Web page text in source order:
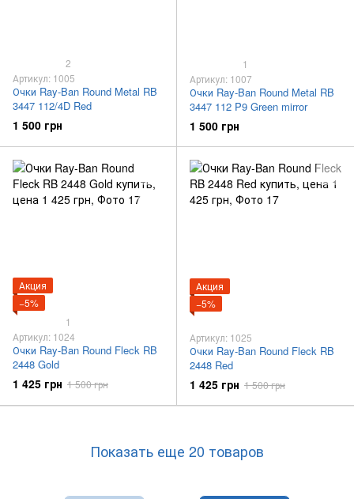
2
Артикул: 1005
Очки Ray-Ban Round Metal RB
3447 112/4D Red
1 500 грн
1
Артикул: 1007
Очки Ray-Ban Round Metal RB
3447 112 P9 Green mirror
1 500 грн
Акция
−5%
1
Артикул: 1024
Очки Ray-Ban Round Fleck RB
2448 Gold
1 425 грн 1 500 грн
Акция
−5%
Артикул: 1025
Очки Ray-Ban Round Fleck RB
2448 Red
1 425 грн 1 500 грн
Показать еще 20 товаров